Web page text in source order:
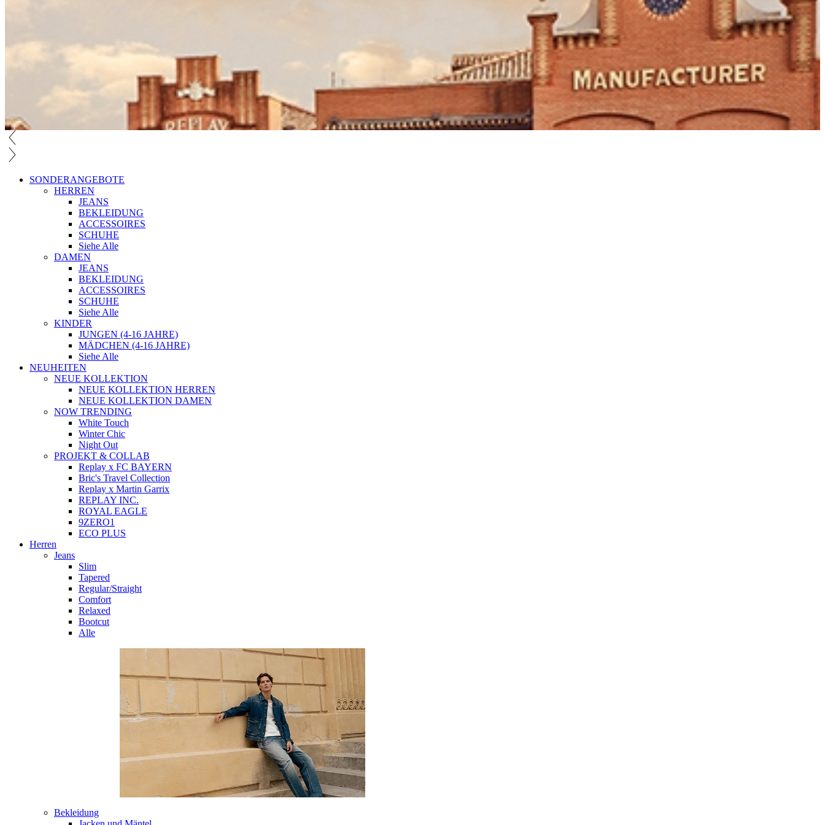
SONDERANGEBOTE
HERREN
JEANS
BEKLEIDUNG
ACCESSOIRES
SCHUHE
Siehe Alle
DAMEN
JEANS
BEKLEIDUNG
ACCESSOIRES
SCHUHE
Siehe Alle
KINDER
JUNGEN (4-16 JAHRE)
MÄDCHEN (4-16 JAHRE)
Siehe Alle
NEUHEITEN
NEUE KOLLEKTION
NEUE KOLLEKTION HERREN
NEUE KOLLEKTION DAMEN
NOW TRENDING
White Touch
Winter Chic
Night Out
PROJEKT & COLLAB
Replay x FC BAYERN
Bric's Travel Collection
Replay x Martin Garrix
REPLAY INC.
ROYAL EAGLE
9ZERO1
ECO PLUS
Herren
Jeans
Slim
Tapered
Regular/Straight
Comfort
Relaxed
Bootcut
Alle
Bekleidung